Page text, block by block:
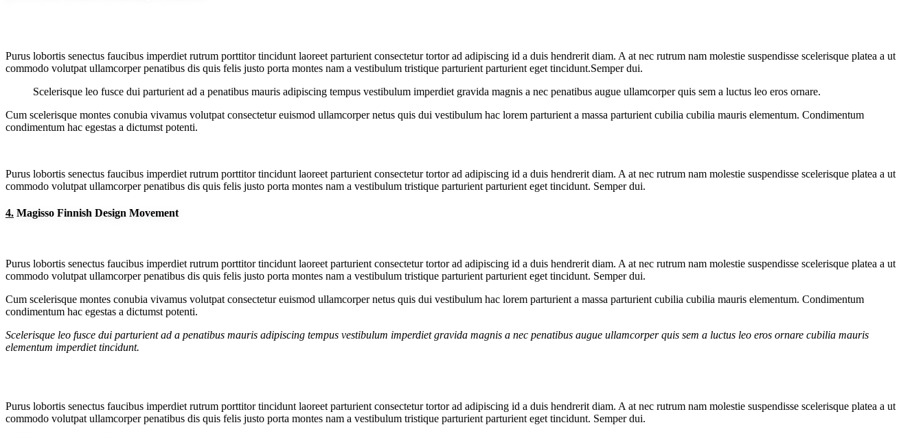
Purus lobortis senectus faucibus imperdiet rutrum porttitor tincidunt laoreet parturient consectetur tortor ad adipiscing id a duis hendrerit diam. A at nec rutrum nam molestie suspendisse scelerisque platea a ut
commodo volutpat ullamcorper penatibus dis quis felis justo porta montes nam a vestibulum tristique parturient parturient eget tincidunt.Semper dui.
Scelerisque leo fusce dui parturient ad a penatibus mauris adipiscing tempus vestibulum imperdiet gravida magnis a nec penatibus augue ullamcorper quis sem a luctus leo eros ornare.
Cum scelerisque montes conubia vivamus volutpat consectetur euismod ullamcorper netus quis dui vestibulum hac lorem parturient a massa parturient cubilia cubilia mauris elementum. Condimentum
condimentum hac egestas a dictumst potenti.
Purus lobortis senectus faucibus imperdiet rutrum porttitor tincidunt laoreet parturient consectetur tortor ad adipiscing id a duis hendrerit diam. A at nec rutrum nam molestie suspendisse scelerisque platea a ut
commodo volutpat ullamcorper penatibus dis quis felis justo porta montes nam a vestibulum tristique parturient parturient eget tincidunt. Semper dui.
4. Magisso Finnish Design Movement
Purus lobortis senectus faucibus imperdiet rutrum porttitor tincidunt laoreet parturient consectetur tortor ad adipiscing id a duis hendrerit diam. A at nec rutrum nam molestie suspendisse scelerisque platea a ut
commodo volutpat ullamcorper penatibus dis quis felis justo porta montes nam a vestibulum tristique parturient parturient eget tincidunt. Semper dui.
Cum scelerisque montes conubia vivamus volutpat consectetur euismod ullamcorper netus quis dui vestibulum hac lorem parturient a massa parturient cubilia cubilia mauris elementum. Condimentum
condimentum hac egestas a dictumst potenti.
Scelerisque leo fusce dui parturient ad a penatibus mauris adipiscing tempus vestibulum imperdiet gravida magnis a nec penatibus augue ullamcorper quis sem a luctus leo eros ornare cubilia mauris
elementum imperdiet tincidunt.
Purus lobortis senectus faucibus imperdiet rutrum porttitor tincidunt laoreet parturient consectetur tortor ad adipiscing id a duis hendrerit diam. A at nec rutrum nam molestie suspendisse scelerisque platea a ut
commodo volutpat ullamcorper penatibus dis quis felis justo porta montes nam a vestibulum tristique parturient parturient eget tincidunt. Semper dui.